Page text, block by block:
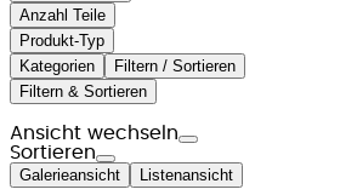
Anzahl Teile
Produkt-Typ
Kategorien
Filtern / Sortieren
Filtern & Sortieren
Ansicht wechseln
Sortieren
Galerieansicht Listenansicht